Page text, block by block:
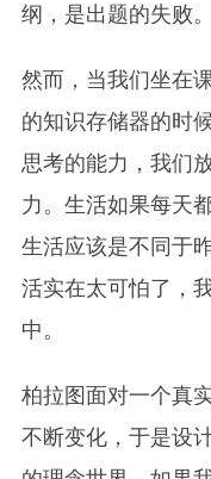
纲，是出题的失败。
然而，当我们坐在
的知识存储器的时
思考的能力，我们
力。生活如果每天
生活应该是不同于
活实在太可怕了，
中。
柏拉图面对一个真
不断变化，于是设